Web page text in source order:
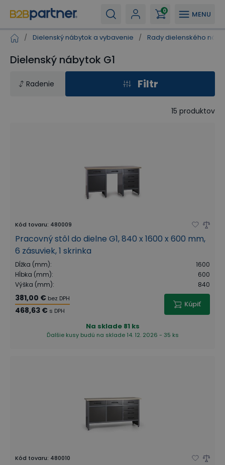
MENU
0
/ Dielenský nábytok a vybavenie / Rady dielenského
Dielenský nábytok G1
Radenie Filtr
15 produktov
Kód tovaru: 480009
Pracovný stôl do dielne G1, 840 x 1600 x 600 mm,
6 zásuviek, 1 skrinka
Dĺžka (mm):
1600
Hĺbka (mm):
600
Výška (mm): 840
381,00 € bez DPH
468,63 € s DPH
Kúpiť
Na sklade 81 ks
Ďalšie kusy budú na sklade 14. 12. 2026 - 35 ks
Kód tovaru: 480010